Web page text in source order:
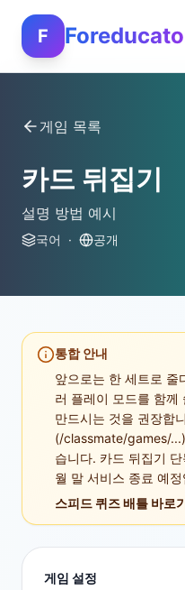
F
게임 목록
카드 뒤집기
설명 방법 예시
국어 · 공개
통합 안내
앞으로는 한 세트로 줄
러 플레이 모드를 함께
만드시는 것을 권장합
(/classmate/games/
습니다. 카드 뒤집기
월 말 서비스 종료 예
스피드 퀴즈 배틀 바로
게임 설정